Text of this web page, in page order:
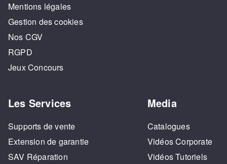
Mentions légales
Gestion des cookies
Nos CGV
RGPD
Jeux Concours
Les Services
Supports de vente
Extension de garantie
SAV Réparation
Media
Catalogues
Vidéos Corporate
Vidéos Tutoriels